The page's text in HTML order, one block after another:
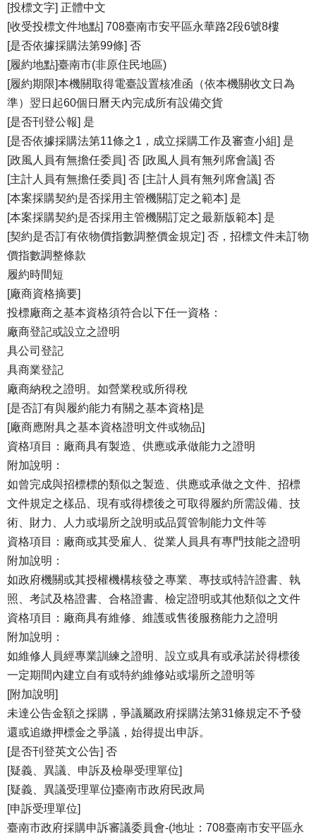
[投標文字] 正體中文
[收受投標文件地點] 708臺南市安平區永華路2段6號8樓
[是否依據採購法第99條] 否
[履約地點]臺南市(非原住民地區)
[履約期限]本機關取得電臺設置核准函（依本機關收文日為
準）翌日起60個日曆天內完成所有設備交貨
[是否刊登公報] 是
[是否依據採購法第11條之1，成立採購工作及審查小組] 是
[政風人員有無擔任委員] 否 [政風人員有無列席會議] 否
[主計人員有無擔任委員] 否 [主計人員有無列席會議] 否
[本案採購契約是否採用主管機關訂定之範本] 是
[本案採購契約是否採用主管機關訂定之最新版範本] 是
[契約是否訂有依物價指數調整價金規定] 否，招標文件未訂物
價指數調整條款
履約時間短
[廠商資格摘要]
投標廠商之基本資格須符合以下任一資格：
廠商登記或設立之證明
具公司登記
具商業登記
廠商納稅之證明。如營業稅或所得稅
[是否訂有與履約能力有關之基本資格]是
[廠商應附具之基本資格證明文件或物品]
資格項目：廠商具有製造、供應或承做能力之證明
附加說明：
如曾完成與招標標的類似之製造、供應或承做之文件、招標
文件規定之樣品、現有或得標後之可取得履約所需設備、技
術、財力、人力或場所之說明或品質管制能力文件等
資格項目：廠商或其受雇人、從業人員具有專門技能之證明
附加說明：
如政府機關或其授權機構核發之專業、專技或特許證書、執
照、考試及格證書、合格證書、檢定證明或其他類似之文件
資格項目：廠商具有維修、維護或售後服務能力之證明
附加說明：
如維修人員經專業訓練之證明、設立或具有或承諾於得標後
一定期間內建立自有或特約維修站或場所之證明等
[附加說明]
未達公告金額之採購，爭議屬政府採購法第31條規定不予發
還或追繳押標金之爭議，始得提出申訴。
[是否刊登英文公告] 否
[疑義、異議、申訴及檢舉受理單位]
[疑義、異議受理單位]臺南市政府民政局
[申訴受理單位]
臺南市政府採購申訴審議委員會-(地址：708臺南市安平區永